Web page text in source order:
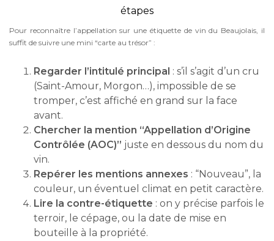
étapes
Pour reconnaître l’appellation sur une étiquette de vin du Beaujolais, il
suffit de suivre une mini “carte au trésor” :
Regarder l’intitulé principal : s’il s’agit d’un cru
(Saint-Amour, Morgon…), impossible de se
tromper, c’est affiché en grand sur la face
avant.
Chercher la mention “Appellation d’Origine
Contrôlée (AOC)” juste en dessous du nom du
vin.
Repérer les mentions annexes : “Nouveau”, la
couleur, un éventuel climat en petit caractère.
Lire la contre-étiquette : on y précise parfois le
terroir, le cépage, ou la date de mise en
bouteille à la propriété.